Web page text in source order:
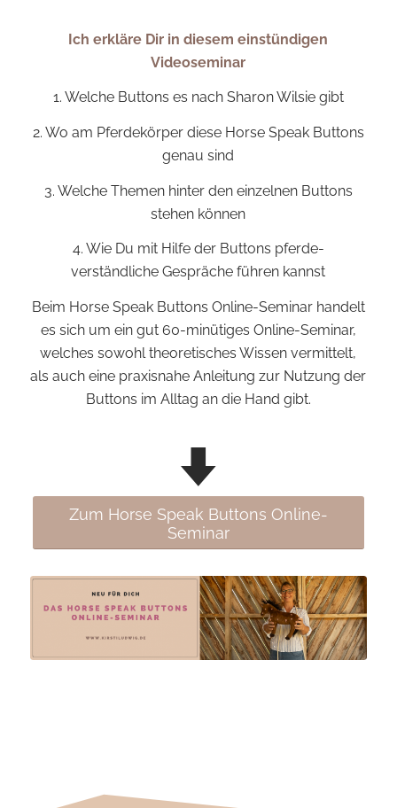
Ich erkläre Dir in diesem einstündigen
Videoseminar
1. Welche Buttons es nach Sharon Wilsie gibt
2. Wo am Pferdekörper diese Horse Speak Buttons
genau sind
3. Welche Themen hinter den einzelnen Buttons
stehen können
4. Wie Du mit Hilfe der Buttons pferde-
verständliche Gespräche führen kannst
Beim Horse Speak Buttons Online-Seminar handelt
es sich um ein gut 60-minütiges Online-Seminar,
welches sowohl theoretisches Wissen vermittelt,
als auch eine praxisnahe Anleitung zur Nutzung der
Buttons im Alltag an die Hand gibt.
Zum Horse Speak Buttons Online-
Seminar